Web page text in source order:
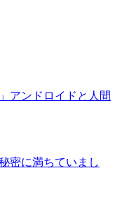
アンドロイドと人間
密に満ちていまし